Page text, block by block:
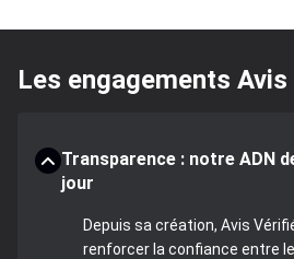
Les engagements
Transparence : notre ADN
jour
Depuis sa création, Avis
renforcer la confiance entre